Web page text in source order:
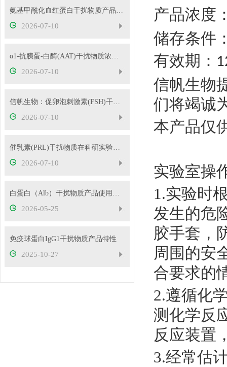
氨基甲酰化血红蛋白干扰物质产品使用方法
2026-07-10
α1-抗胰蛋-白酶(AAT)干扰物质浓度可根据客户要求定制
2026-07-10
信帆生物：促卵泡刺激素(FSH)干扰物质使用方法
2026-07-10
催乳素(PRL)干扰物质在科研实验中的应用——南京信帆技术有限公司产品概述
2026-07-10
白蛋白（Alb）干扰物质产品使用方法
2026-05-25
免疫球蛋白IgG1干扰物质产品特性
2025-10-27
产品浓度
储存条件
有效期：
信帆生物
们将竭诚
本产品仅
实验室操
1.实验时
发生的危
胶手套，
周围的安
合要求的
2.遵循化
测化学反
反应装置
3.经常估